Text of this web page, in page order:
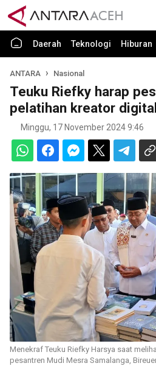
Daerah Teknologi Hiburan
ANTARA Nasional
Teuku Riefky harap
pelatihan kreator
Minggu, 17 November 2024 9:46
Menekraf Teuku Riefky Harsya saat
pesantren Mudi Mesra Samalanga,